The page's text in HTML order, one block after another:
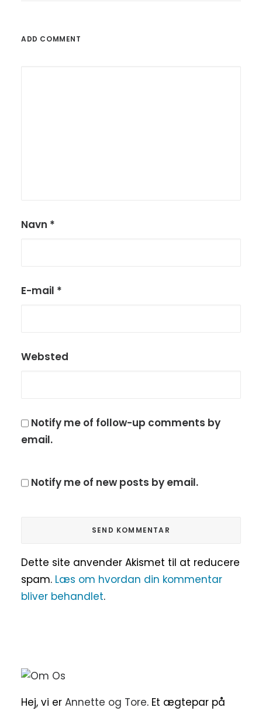
ADD COMMENT
Navn *
E-mail *
Websted
Notify me of follow-up comments by
email.
Notify me of new posts by email.
Dette site anvender Akismet til at reducere
spam. Læs om hvordan din kommentar
bliver behandlet.
Hej, vi er Annette og Tore. Et ægtepar på